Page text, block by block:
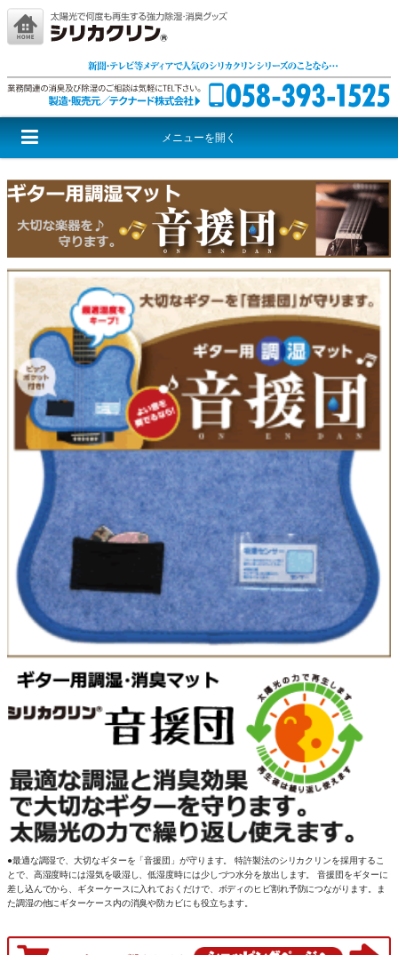
メニューを開く
音援団シリーズ レッドウルフ
●最適な調湿で、大切なギターを「音援団」が守ります。 特許製法のシリカクリンを採用するこ
とで、高湿度時には湿気を吸湿し、低湿度時には少しづつ水分を放出します。 音援団をギターに
差し込んでから、ギターケースに入れておくだけで、ボディのヒビ割れ予防につながります。ま
た調湿の他にギターケース内の消臭や防カビにも役立ちます。